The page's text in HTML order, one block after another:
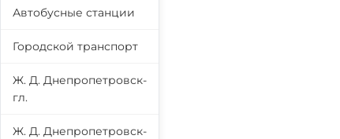
Автобусные станции
Городской транспорт
Ж. Д. Днепропетровск-
гл.
Ж. Д. Днепропетровск-